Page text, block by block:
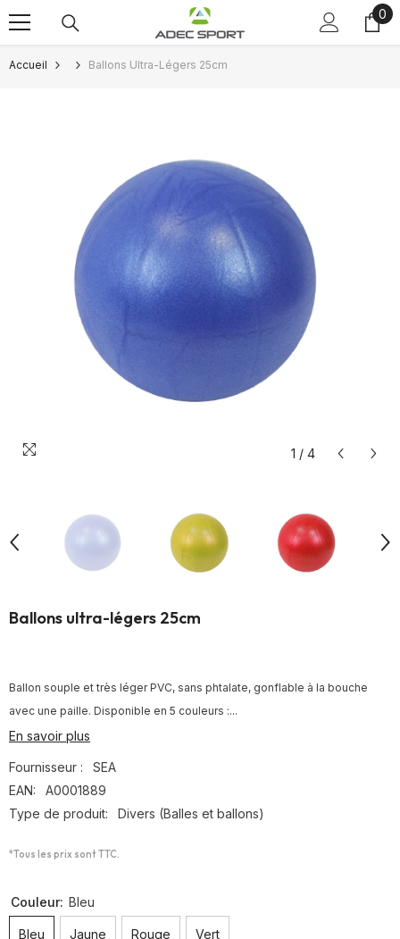
Passer au contenu 0
0
Accueil Ballons Ultra-Légers 25cm
1 / 4
Ballons ultra-légers 25cm
Ballon souple et très léger PVC, sans phtalate, gonflable à la bouche
avec une paille. Disponible en 5 couleurs :...
En savoir plus
Fournisseur :
SEA
EAN:
A0001889
Type de produit:
Divers (Balles et ballons)
*Tous les prix sont TTC.
Couleur: Bleu
Bleu Jaune Rouge Vert